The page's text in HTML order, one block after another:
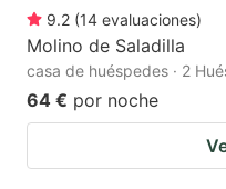
9.2 (14 evaluaciones)
Molino de Saladilla
casa de huéspedes · 2
64 € por noche